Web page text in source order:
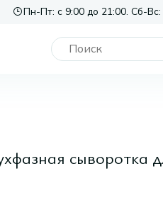
Пн-Пт: с 9:00 до 21:00. Сб-
сыворотка